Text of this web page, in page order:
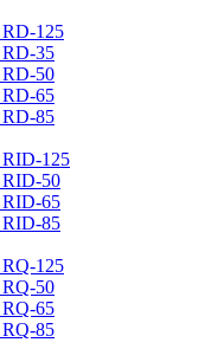
125
35
50
65
85
125
50
65
85
125
50
65
85